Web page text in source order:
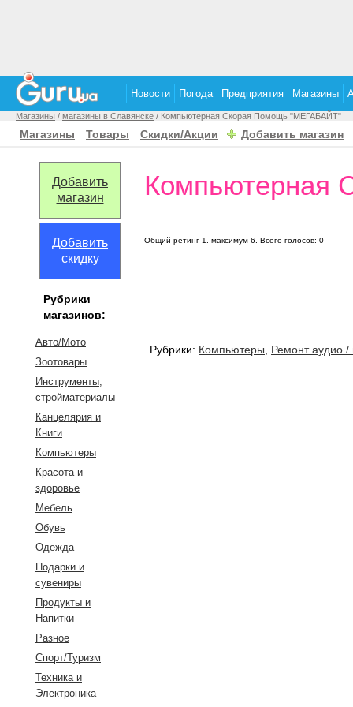
Новости Погода Предприятия Магазины
Магазины / магазины в Славянске / Компьютерная Скорая Помощь "МЕГАБАЙТ"
Магазины Товары Скидки/Акции Добавить магазин
Добавить
магазин
Добавить
скидку
Рубрики
магазинов:
Авто/Мото
Зоотовары
Инструменты,
стройматериалы
Канцелярия и
Книги
Компьютеры
Красота и
здоровье
Мебель
Обувь
Одежда
Подарки и
сувениры
Продукты и
Напитки
Разное
Спорт/Туризм
Техника и
Электроника
Компьютерная
Общий ретинг 1 . максимум 6 Всего голосов: 0
Рубрики: Компьютеры Ремонт аудио /